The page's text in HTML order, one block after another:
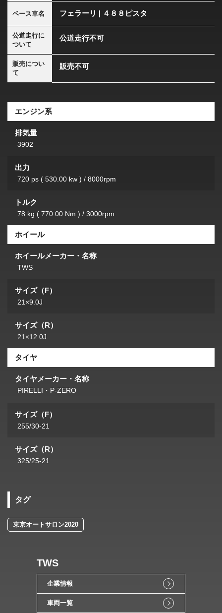
ベース車名 フェラーリ | ４８８ピスタ
公道走行に
ついて
公道走行不可
販売につい
て
販売不可
エンジン系
排気量
3902
出力
720 ps ( 530.00 kw ) / 8000rpm
トルク
78 kg ( 770.00 Nm ) / 3000rpm
ホイール
ホイールメーカー・名称
TWS
サイズ（F）
21×9.0J
サイズ（R）
21×12.0J
タイヤ
タイヤメーカー・名称
PIRELLI・P-ZERO
サイズ（F）
255/30-21
サイズ（R）
325/25-21
タグ
東京オートサロン2020
TWS
企業情報
車両一覧